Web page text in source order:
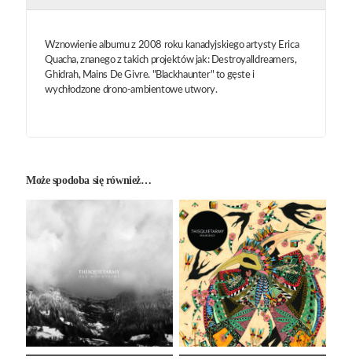
Wznowienie albumu z 2008 roku kanadyjskiego artysty Erica
Quacha, znanego z takich projektów jak: Destroyalldreamers,
Ghidrah, Mains De Givre. "Blackhaunter" to gęste i
wychłodzone drono-ambientowe utwory.
Może spodoba się również…